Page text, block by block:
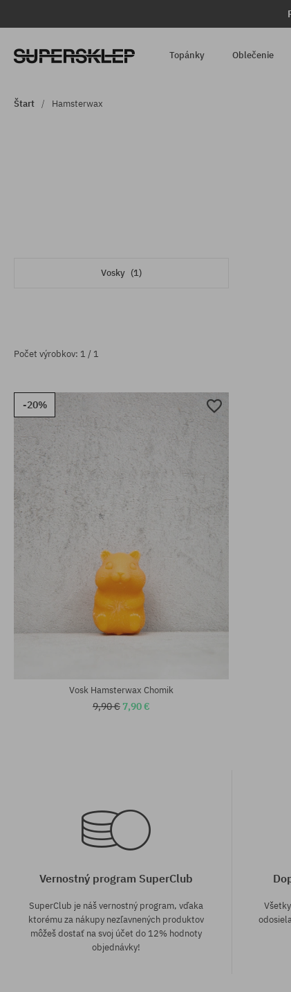
Topánky Oblečenie
Štart Hamsterwax
Vosky (1)
Počet výrobkov: 1 / 1
-20%
Vosk Hamsterwax Chomik
9,90 € 7,90 €
Vernostný program SuperClub
SuperClub je náš vernostný program, vďaka
ktorému za nákupy nezľavnených produktov
môžeš dostať na svoj účet do 12% hodnoty
objednávky!